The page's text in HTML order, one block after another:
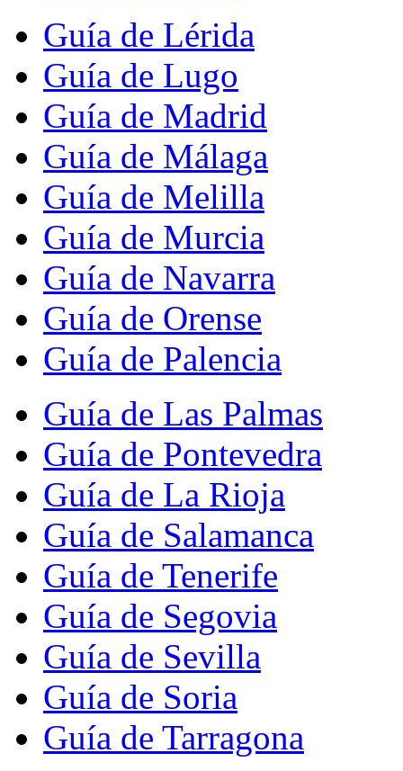
Guía de Lérida
Guía de Lugo
Guía de Madrid
Guía de Málaga
Guía de Melilla
Guía de Murcia
Guía de Navarra
Guía de Orense
Guía de Palencia
Guía de Las Palmas
Guía de Pontevedra
Guía de La Rioja
Guía de Salamanca
Guía de Tenerife
Guía de Segovia
Guía de Sevilla
Guía de Soria
Guía de Tarragona